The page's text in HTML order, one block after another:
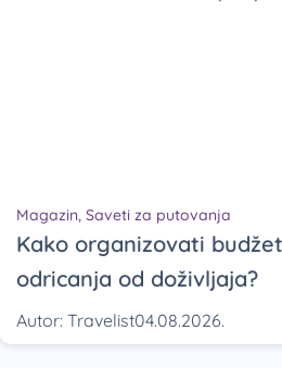
Magazin, Saveti za putovanja
Kako organizovati
odricanja od doživljaja?
Autor: Travelist04.08.2026.